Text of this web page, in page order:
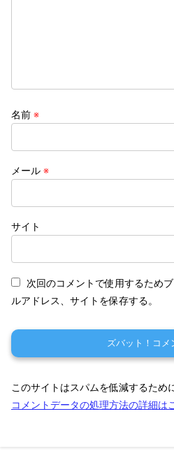
名前 ※
メール ※
サイト
次回のコメントで使用するため
ルアドレス、サイトを保存する。
このサイトはスパムを低減するため
コメントデータの処理方法の詳細は